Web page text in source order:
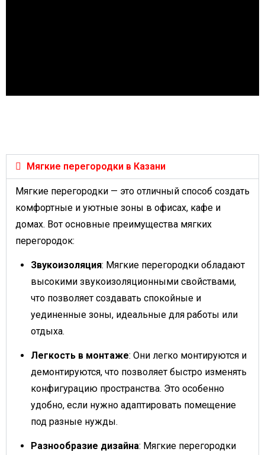
Мягкие перегородки в Казани
Мягкие перегородки — это отличный способ создать
комфортные и уютные зоны в офисах, кафе и
домах. Вот основные преимущества мягких
перегородок:
Звукоизоляция: Мягкие перегородки обладают
высокими звукоизоляционными свойствами,
что позволяет создавать спокойные и
уединенные зоны, идеальные для работы или
отдыха.
Легкость в монтаже: Они легко монтируются и
демонтируются, что позволяет быстро изменять
конфигурацию пространства. Это особенно
удобно, если нужно адаптировать помещение
под разные нужды.
Разнообразие дизайна: Мягкие перегородки